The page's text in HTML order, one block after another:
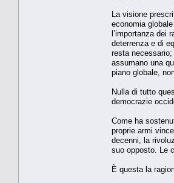
La visione
economia
l’importanza dei
deterrenza e di
resta
assumano una
piano globale,
Nulla di tutto
democrazie
Come ha
proprie armi
decenni, la
suo opposto. Le
È questa la